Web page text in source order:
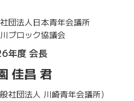
団法人日本青年会議所
ブロック協議会
年度 会長
佳昌 君
般社団法人 川崎青年会議所）